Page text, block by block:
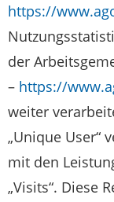
https://
der
– https://
weiter
„Unique User“
mit den
„Visits“. Diese